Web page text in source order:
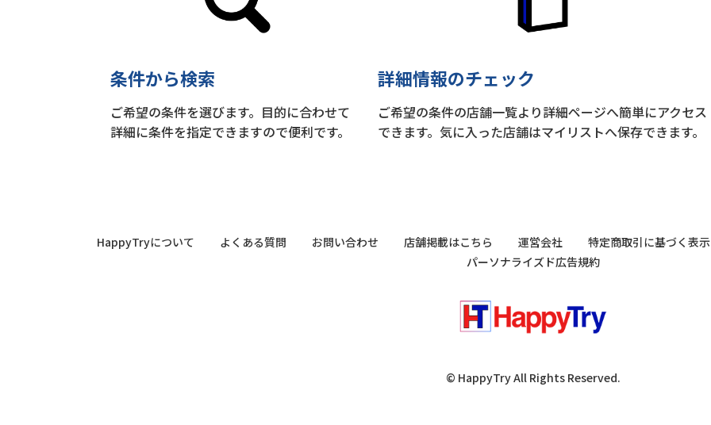
条件から検索
ご希望の条件を選びます。目的に合わせて
詳細に条件を指定できますので便利です。
詳細情報のチェック
ご希望の条件の店舗一覧より詳細ページへ簡単にアクセス
できます。気に入った店舗はマイリストへ保存できます。
HappyTryについて よくある質問 お問い合わせ 店舗掲載はこちら 運営会社 特定商取引に基づく表示
パーソナライズド広告規約
© HappyTry All Rights Reserved.